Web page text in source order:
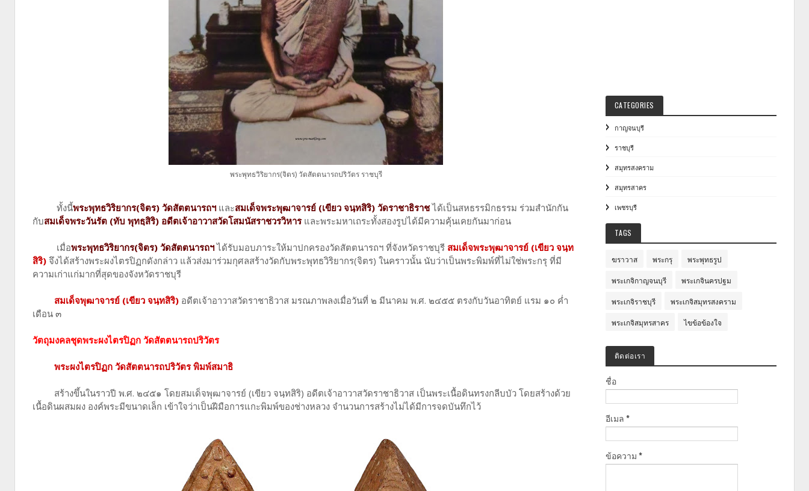
พระพุทธวิริยากร(จิตร) วัดสัตตนารถปริวัตร ราชบุรี
ทั้งนี้พระพุทธวิริยากร(จิตร) วัดสัตตนารถฯและสมเด็จพระพุฒาจารย์ (เขียว จนฺทสิริ) วัดราชาธิราชได้เป็นสหธรรมิกธรรม ร่วมสำนักกัน
กับสมเด็จพระวันรัต (ทับ พุทธฺสิริ) อดีตเจ้าอาวาสวัดโสมนัสราชวรวิหารและพระมหาเถระทั้งสองรูปได้มีความคุ้นเคยกันมาก่อน
เมื่อพระพุทธวิริยากร(จิตร) วัดสัตตนารถฯได้รับมอบภาระให้มาปกครองวัดสัตตนารถฯ ที่จังหวัดราชบุรี สมเด็จพระพุฒาจารย์ (เขียว จนฺท
สิริ) จึงได้สร้างพระผงไตรปิฏกดังกล่าว แล้วส่งมาร่วมกุศลสร้างวัดกับพระพุทธวิริยากร(จิตร) ในคราวนั้น นับว่าเป็นพระพิมพ์ที่ไม่ใช่พระกรุ ที่มี
ความเก่าแก่มากที่สุดของจังหวัดราชบุรี
สมเด็จพุฒาจารย์ (เขียว จนฺทสิริ) อดีตเจ้าอาวาสวัดราชาธิวาส มรณภาพลงเมื่อวันที่ ๒ มีนาคม พ.ศ. ๒๔๕๕ ตรงกับวันอาทิตย์ แรม ๑๐ ค่ำ
เดือน ๓
วัตถุมงคลชุดพระผงไตรปิฏก วัดสัตตนารถปริวัตร
พระผงไตรปิฏก วัดสัตตนารถปริวัตร พิมพ์สมาธิ
สร้างขึ้นในราวปี พ.ศ. ๒๔๕๑ โดยสมเด็จพุฒาจารย์ (เขียว จนฺทสิริ) อดีตเจ้าอาวาสวัดราชาธิวาส เป็นพระเนื้อดินทรงกลีบบัว โดยสร้างด้วย
เนื้อดินผสมผง องค์พระมีขนาดเล็ก เข้าใจว่าเป็นฝีมือการแกะพิมพ์ของช่างหลวง จำนวนการสร้างไม่ได้มีการจดบันทึกไว้
CATEGORIES
กาญจนบุรี
ราชบุรี
สมุทรสงคราม
สมุทรสาคร
เพชรบุรี
TAGS
ฆราวาส พระกรุ พระพุทธรูป
พระเกจิกาญจนบุรี พระเกจินครปฐม
พระเกจิราชบุรี พระเกจิสมุทรสงคราม
พระเกจิสมุทรสาคร ไขข้อข้องใจ
ติดต่อเรา
ชื่อ
อีเมล*
ข้อความ*